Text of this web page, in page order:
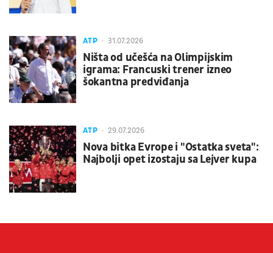
ATP 31.07.2026
Ništa od učešća na Olimpijskim
igrama: Francuski trener izneo
šokantna predviđanja
ATP 29.07.2026
Nova bitka Evrope i "Ostatka sveta":
Najbolji opet izostaju sa Lejver kupa